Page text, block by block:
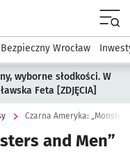
Dla mieszkańca
Bezpieczny Wrocław
wyborne słodkości. W
Feta [ZDJĘCIA]
Czarna Ameryka: „Monsters
and Men”